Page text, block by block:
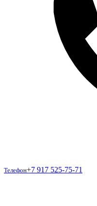
Телефон
Телефон+7 917 525-75-71